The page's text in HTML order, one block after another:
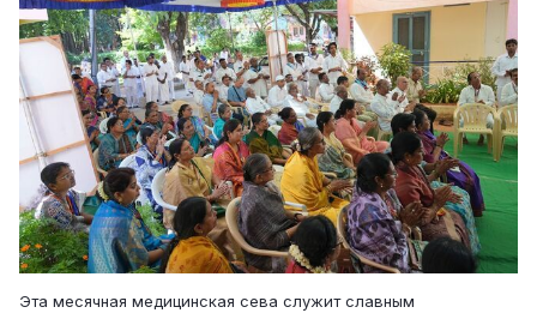
Эта месячная медицинская сева служит славным